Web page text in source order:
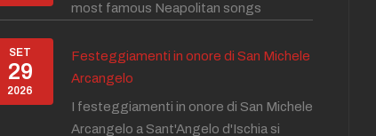
most famous Neapolitan songs
SET
29
2026
Festeggiamenti in onore di San Michele
Arcangelo
I festeggiamenti in onore di San Michele
Arcangelo a Sant'Angelo d'Ischia si